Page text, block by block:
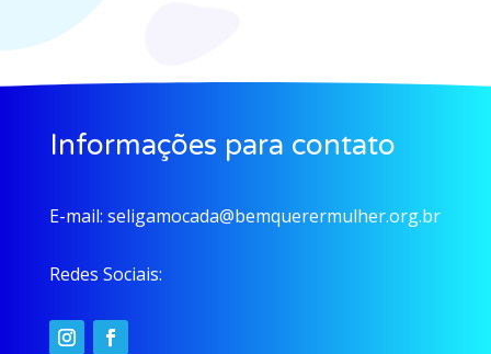
Informações para contato
E-mail: seligamocada@bemquerermulher.org.br
Redes Sociais: